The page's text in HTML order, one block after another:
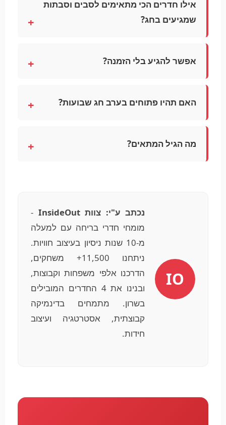
אילו חדרים הכי מתאימים לסבים וסבתות
שמגיעים בחג?
אפשר להגיע בלי הזמנה?
האם תהיו פתוחים בערב חג שבועות?
מה הגיל המתאים?
IO
נכתב ע"י: צוות InsideOut
-
מומחי חדרי בריחה עם למעלה
מ-10 שנות ניסיון בעיצוב חוויות.
ניתחנו 11,500+ משחקים,
הדרכנו אלפי משפחות וקבוצות,
ובנינו את 4 החדרים המובילים
בשרון. מתמחים בדינמיקה
קבוצתית, אסטרטגיה ועיצוב
חידות.